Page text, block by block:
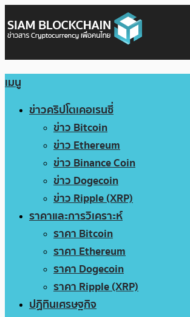
เมนู
ข่าวคริปโตเคอเรนซี่
ข่าว Bitcoin
ข่าว Ethereum
ข่าว Binance Coin
ข่าว Dogecoin
ข่าว Ripple (XRP)
ราคาและการวิเคราะห์
ราคา Bitcoin
ราคา Ethereum
ราคา Dogecoin
ราคา Ripple (XRP)
ปฏิทินเศรษฐกิจ